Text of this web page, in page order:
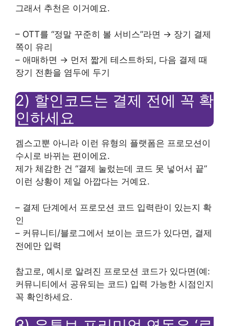
그래서 추천은 이거예요.
– OTT를 “정말 꾸준히 볼 서비스”라면 → 장기 결제
쪽이 유리
– 애매하면 → 먼저 짧게 테스트하되, 다음 결제 때
장기 전환을 염두에 두기
2) 할인코드는 결제 전에 꼭 확
인하세요
겜스고뿐 아니라 이런 유형의 플랫폼은 프로모션이
수시로 바뀌는 편이에요.
제가 체감한 건 “결제 눌렀는데 코드 못 넣어서 끝”
이런 상황이 제일 아깝다는 거예요.
– 결제 단계에서 프로모션 코드 입력란이 있는지 확
인
– 커뮤니티/블로그에서 보이는 코드가 있다면, 결제
전에만 입력
참고로, 예시로 알려진 프로모션 코드가 있다면(예:
커뮤니티에서 공유되는 코드) 입력 가능한 시점인지
꼭 확인하세요.